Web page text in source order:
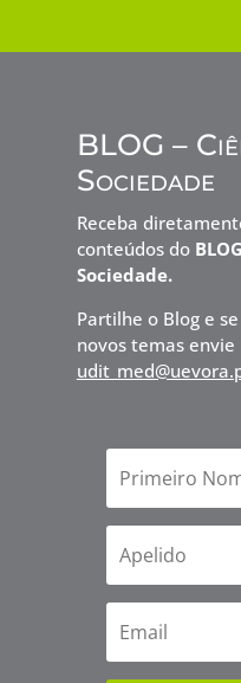
BLOG –
Sociedade
Receba
conteúdos do
Sociedade.
Partilhe o Blog e
novos temas